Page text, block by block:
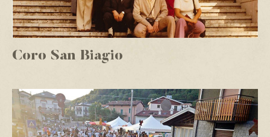
Coro San Biagio